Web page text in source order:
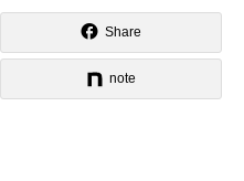
Share
note